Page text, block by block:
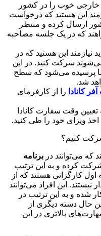
خارجی خوب را در کشور
این هستید که درخواست
ارسال کرده و منتظر
که در یک جلسه مصاحبه
نیازمند این هستید که در
شرکت کنید. در این
پرسیده می‌شود که سطح
شد.
کانادا را از کارفرمای
تعیین وقت سفارت کانادا
ویزای خود را طی کنید.
کنیم؟
که می‌توانند در برنامه
کرده و به این ترتیب
کارگرانی هستند که از
این افراد می‌توانند
شده و به این ترتیب در
حال دسته دیگری از
بالاتری در این